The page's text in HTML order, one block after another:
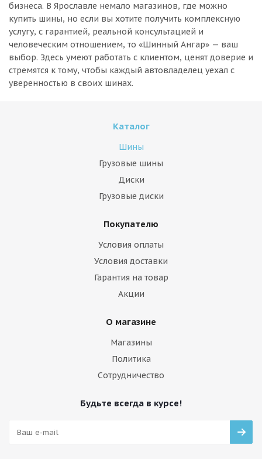
бизнеса. В Ярославле немало магазинов, где можно
купить шины, но если вы хотите получить комплексную
услугу, с гарантией, реальной консультацией и
человеческим отношением, то «Шинный Ангар» — ваш
выбор. Здесь умеют работать с клиентом, ценят доверие и
стремятся к тому, чтобы каждый автовладелец уехал с
уверенностью в своих шинах.
Каталог
Шины
Грузовые шины
Диски
Грузовые диски
Покупателю
Условия оплаты
Условия доставки
Гарантия на товар
Акции
О магазине
Магазины
Политика
Сотрудничество
Будьте всегда в курсе!